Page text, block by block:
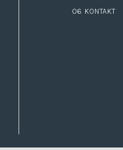
06. KONTAKT